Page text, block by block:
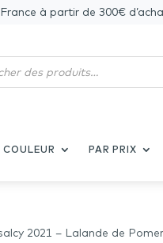
à partir de 300€
COULEUR PAR PRIX
2021 – Lalande de